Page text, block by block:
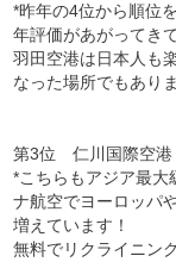
*昨年の4位から順位
年評価があがってき
羽田空港は日本人も
なった場所でもあり
第3位 仁川国際空港
*こちらもアジア最大
ナ航空でヨーロッパ
増えています！
無料でリクライニン